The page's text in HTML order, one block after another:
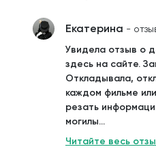
Екатерина -
Увидела отзыв о
здесь на сайте.
Откладывала,
каждом фильме
резать
могилы...
Читайте весь